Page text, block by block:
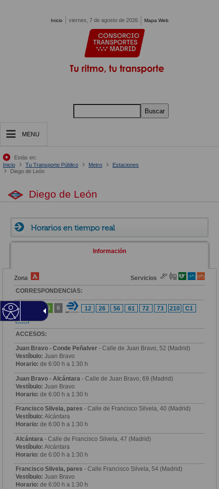
Inicio viernes, 7 de agosto de 2026 Mapa Web
Buscar
MENU
Estás en:
Inicio
Tu Transporte Público Metro
Estaciones
Diego de León
Diego de León
Horarios en tiempo real
Información
Zona
Servicios
CORRESPONDENCIAS:
5 6 12 26 56 61 72 73 210
C1
C2
ACCESOS:
Juan Bravo - Conde Peñalver - Calle de Juan Bravo, 52 (Madrid)
Vestíbulo: Juan Bravo
Horario: de 6:00 h a 1:30 h
Juan Bravo - Alcántara - Calle de Juan Bravo, 69 (Madrid)
Vestíbulo: Juan Bravo
Horario: de 6:00 h a 1:30 h
Francisco Silvela, pares - Calle de Francisco Silvela, 40 (Madrid)
Vestíbulo: Alcántara
Horario: de 6:00 h a 1:30 h
Alcántara - Calle de Francisco Silvela, 47 (Madrid)
Vestíbulo: Alcántara
Horario: de 6:00 h a 1:30 h
Francisco Silvela, pares - Calle Francisco Silvela, 54 (Madrid)
Vestíbulo: Juan Bravo
Horario: de 6:00 h a 1:30 h